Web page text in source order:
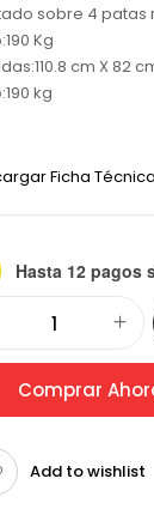
sobre 4 patas
Kg
cm X 82
kg
Ficha Técnica
Hasta 12 pagos
Comprar
Add to wishlist